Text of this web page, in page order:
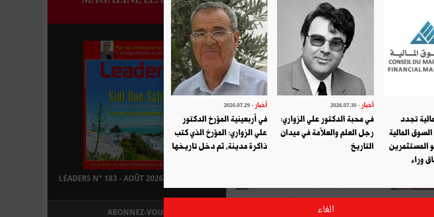
ثقافي" وهو عبارة عن "فضاء يتيح للحريف اكتشاف مجموعة خاصّة
LEADERS N° 183 - AOÛT 2026 : EN KIOSQUE
ABONNEZ-VOUS
تجدد
المالية
المستثمرين
وراء
أخبار - 2026.07.30
في محبة الدكتور علي الزواري:
رجل العلم والعلاّمة في ميدان
التاريخ
أخبار - 2026.07.29
في أربعينية المؤرخ الدكتور
علي الزواري: المؤرخ الذي كتب
ذاكرة مدينة، ثم دخل تاريخها
الغاء